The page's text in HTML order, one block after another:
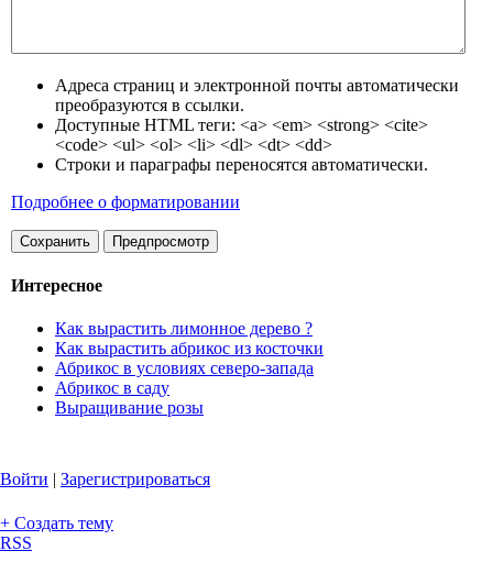
Адреса страниц и электронной почты автоматически
преобразуются в ссылки.
Доступные HTML теги: <a> <em> <strong> <cite>
<code> <ul> <ol> <li> <dl> <dt> <dd>
Строки и параграфы переносятся автоматически.
Подробнее о форматировании
Интересное
Как вырастить лимонное дерево ?
Как вырастить абрикос из косточки
Абрикос в условиях северо-запада
Абрикос в саду
Выращивание розы
Войти | Зарегистрироваться
+ Создать тему
RSS